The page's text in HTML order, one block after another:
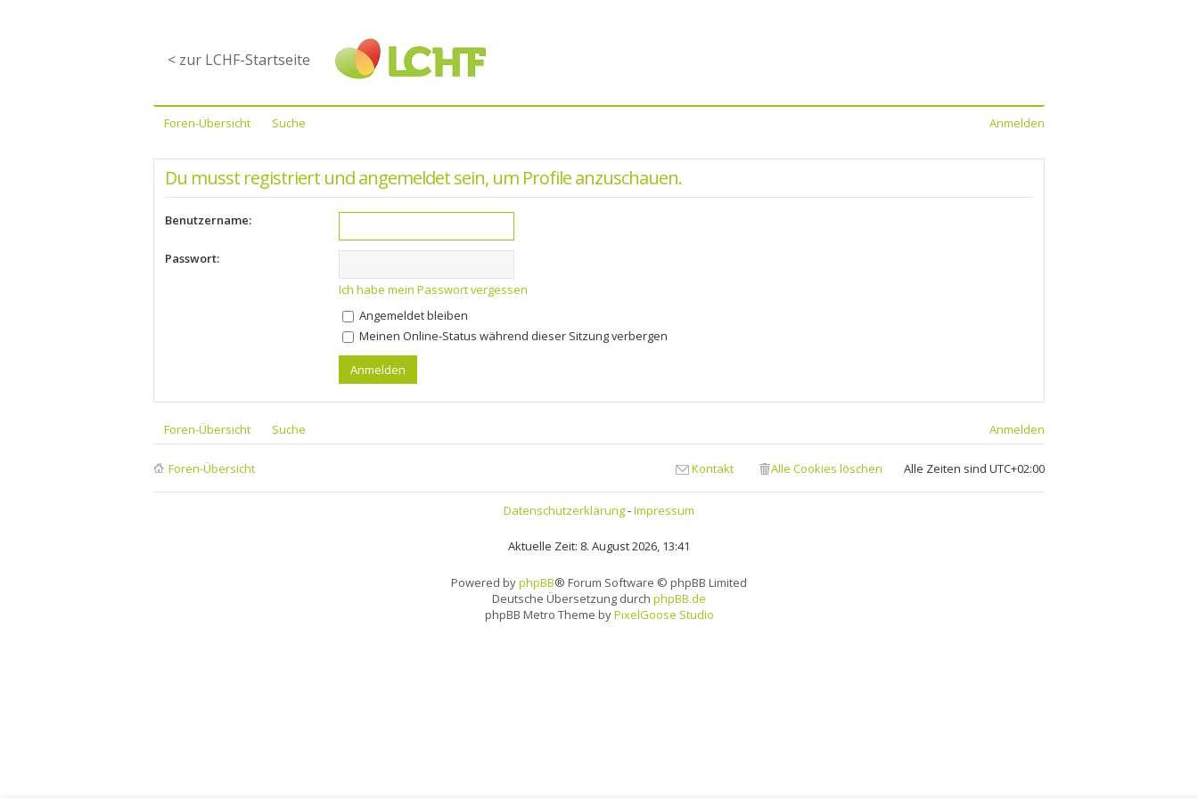
< zur LCHF-Startseite
Foren-Übersicht Suche Anmelden
Du musst registriert und angemeldet sein, um Profile anzuschauen.
Benutzername:
Passwort:
Ich habe mein Passwort vergessen
Angemeldet bleiben
Meinen Online-Status während dieser Sitzung verbergen
Foren-Übersicht Suche Anmelden
Foren-Übersicht Alle Zeiten sind UTC+02:00
Alle Cookies löschen
Kontakt
Datenschutzerklärung-Impressum
Aktuelle Zeit: 8. August 2026, 13:41
Powered byphpBB® Forum Software © phpBB Limited
Deutsche Übersetzung durch phpBB.de
phpBB Metro Theme byPixelGoose Studio